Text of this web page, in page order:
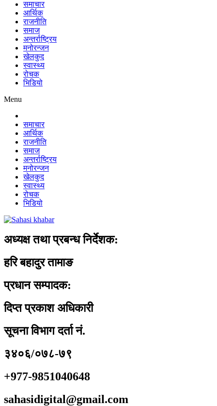
समाचार
आर्थिक
राजनीति
समाज
अन्तर्राष्ट्रिय
मनोरन्जन
खेलकुद
स्वास्थ्य
रोचक
भिडियो
Menu
समाचार
आर्थिक
राजनीति
समाज
अन्तर्राष्ट्रिय
मनोरन्जन
खेलकुद
स्वास्थ्य
रोचक
भिडियो
अध्यक्ष तथा प्रबन्ध निर्देशक:
हरि बहादुर तामाङ
प्रधान सम्पादक:
दिप्त प्रकाश अधिकारी
सूचना विभाग दर्ता नं.
३४०६/०७८-७९
+977-9851040648
sahasidigital@gmail.com